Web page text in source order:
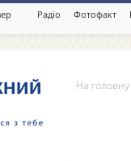
Радіо Фотофакт
На головну